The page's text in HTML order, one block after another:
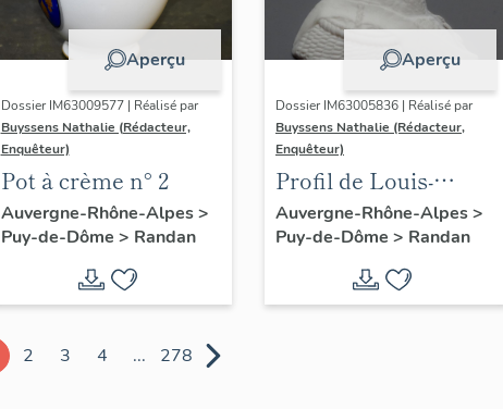
Aperçu
Dossier IM63009577 | Réalisé par
Buyssens Nathalie (Rédacteur,
Enquêteur)
Pot à crème n° 2
Auvergne-Rhône-Alpes>
Puy-de-Dôme > Randan
Aperçu
Dossier IM63005836 | Réalisé par
Buyssens Nathalie (Rédacteur,
Enquêteur)
Profil de Louis-
Philippe duc
d'Orléans en
porcelaine de Sèvres
Auvergne-Rhône-Alpes>
Puy-de-Dôme > Randan
2 3 4 ... 278